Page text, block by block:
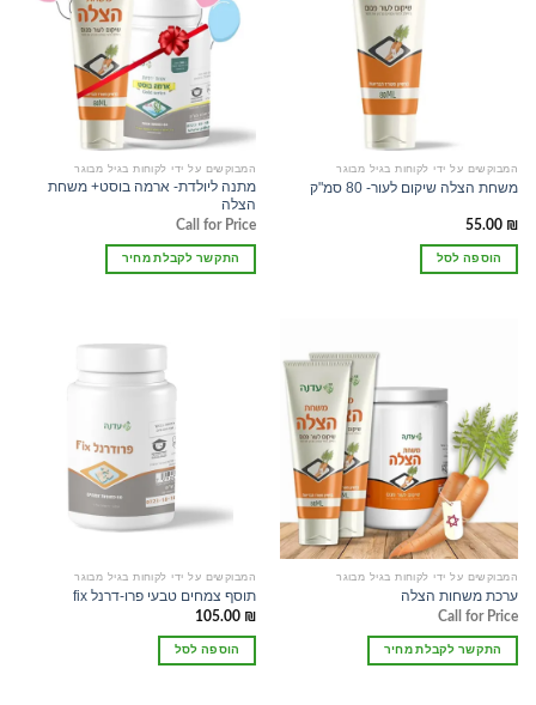
המבוקשים על ידי לקוחות בגיל מבוגר
משחת הצלה שיקום לעור- 80 סמ"ק
55.00 ₪
הוספה לסל
המבוקשים על ידי לקוחות בגיל מבוגר
מתנה ליולדת- ארמה בוסט+ משחת
הצלה
Call for Price
התקשר לקבלת מחיר
המבוקשים על ידי לקוחות בגיל מבוגר
ערכת משחות הצלה
Call for Price
התקשר לקבלת מחיר
המבוקשים על ידי לקוחות בגיל מבוגר
תוסף צמחים טבעי פרו-דרנל fix
105.00 ₪
הוספה לסל